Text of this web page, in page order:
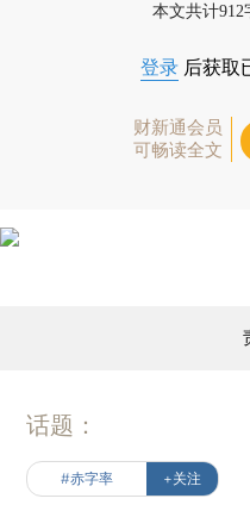
本文共计
登录 后获取
财新通会员
可畅读全文
话题：
#赤字率 +关注